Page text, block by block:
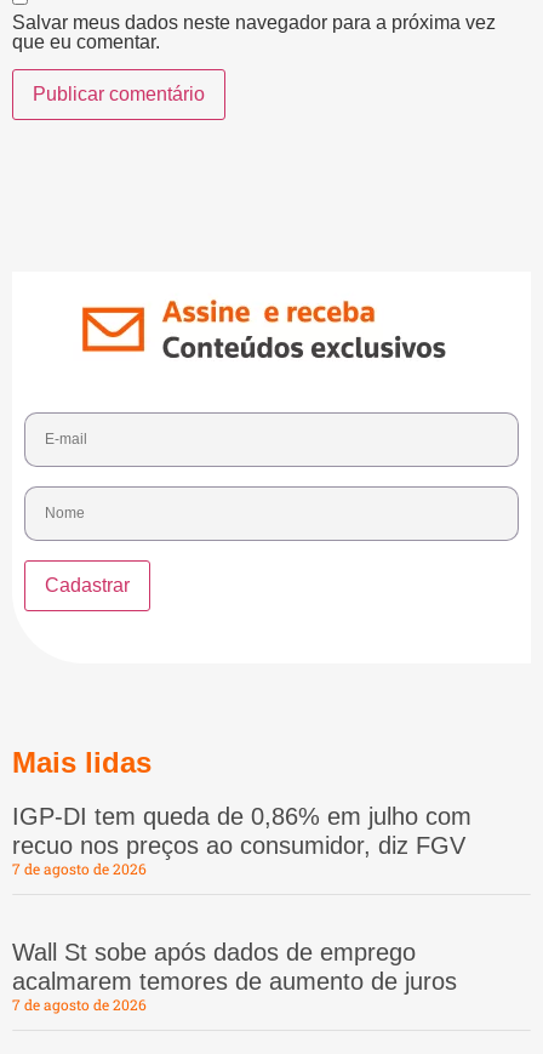
Salvar meus dados neste navegador para a próxima vez
que eu comentar.
Mais lidas
IGP-DI tem queda de 0,86% em julho com
recuo nos preços ao consumidor, diz FGV
7 de agosto de 2026
Wall St sobe após dados de emprego
acalmarem temores de aumento de juros
7 de agosto de 2026